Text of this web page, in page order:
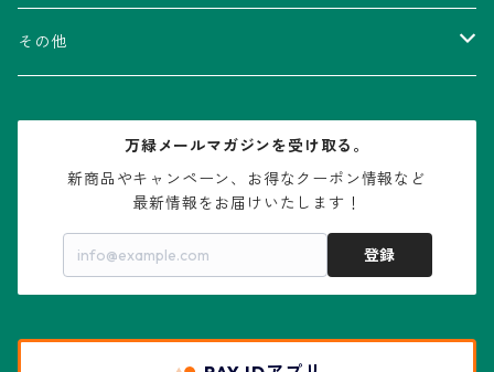
V-type兜
リザード・スキン兜
ウィギンシア属
エキノケレウス属
エキノプシス属
アロエ属
コノフィツム属
センナ属
ムクロジ科：カエデ属
その他
水石・景石
万緑メールマガジンを受け取る。
新商品やキャンペーン、お得なクーポン情報など
最新情報をお届けいたします！
登録